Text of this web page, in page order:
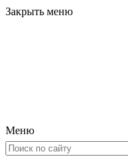
Закрыть меню
Меню